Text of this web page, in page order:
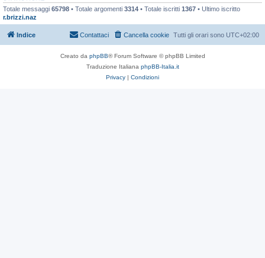
Totale messaggi 65798 • Totale argomenti 3314 • Totale iscritti 1367 • Ultimo iscritto
r.brizzi.naz
Indice Tutti gli orari sono UTC+02:00
Cancella cookie
Contattaci
Creato da phpBB® Forum Software © phpBB Limited
Traduzione Italiana phpBB-Italia.it
Privacy | Condizioni